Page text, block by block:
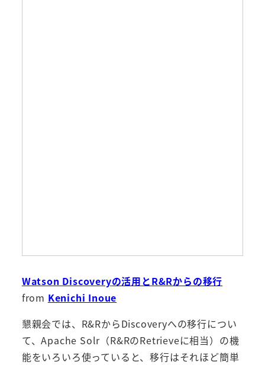
Watson Discoveryの活用とR&Rからの移行
from Kenichi Inoue
懇親会では、R&RからDiscoveryへの移行につい
て、Apache Solr（R&RのRetrieveに相当）の機
能をいろいろ使っていると、移行はそれほど簡単